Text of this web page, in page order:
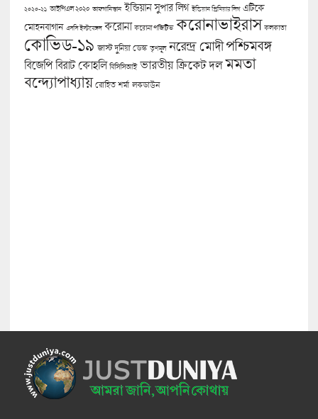
২০২০-২১ আইপিএল ২০২০ আফগানিস্তান ইন্ডিয়ান সুপার লিগ ইন্ডিয়ান প্রিমিয়ার লিগ এটিকে
মোহনবাগান এসসি ইস্টবেঙ্গল করোনা করোনা পজিটিভ করোনাভাইরাস কলকাতা
কোভিড-১৯ জাস্ট দুনিয়া ডেস্ক তৃণমূল নরেন্দ্র মোদী পশ্চিমবঙ্গ
বিজেপি বিরাট কোহলি বিসিসিআই ভারতীয় ক্রিকেট দল মমতা
বন্দ্যোপাধ্যায় রোহিত শর্মা লকডাউন